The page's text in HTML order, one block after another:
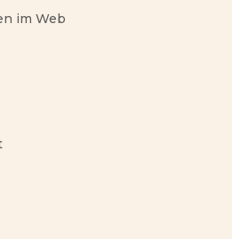
im Web